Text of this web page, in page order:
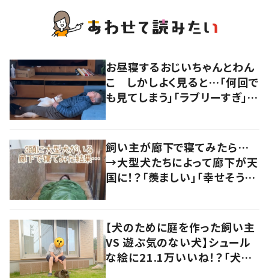
お昼寝するおじいちゃんとわん
こ しかしよく見ると…「何回で
も見てしまう」「ラブリーすぎ」の
飼い主が廊下で寝てみたら…
→大型犬たちによって廊下が天
国に！？「羨ましい」「幸せそう」
【犬のために庭を作った飼い主
VS 遊ぶ気のない犬】シュール
な絵に21.1万いいね！？「犬の